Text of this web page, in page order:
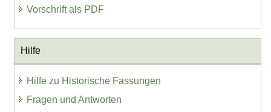
Vorschrift als PDF
Hilfe
Hilfe zu Historische Fassungen
Fragen und Antworten